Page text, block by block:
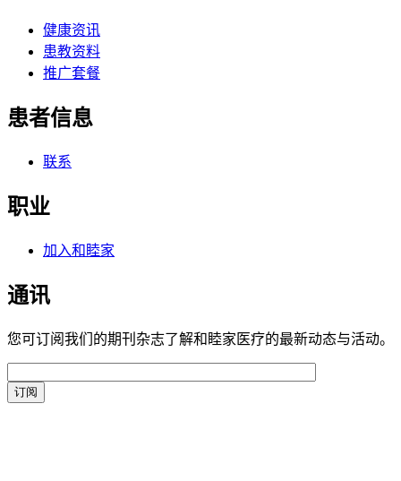
健康资讯
患教资料
推广套餐
患者信息
联系
职业
加入和睦家
通讯
您可订阅我们的期刊杂志了解和睦家医疗的最新动态与活动。